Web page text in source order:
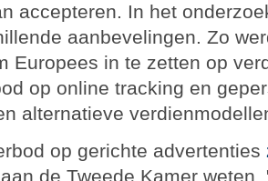
accepteren. In het
aanbevelingen. Zo
Europees in te zetten op
op online tracking en
alternatieve
op gerichte advertenties
de Tweede Kamer weten.